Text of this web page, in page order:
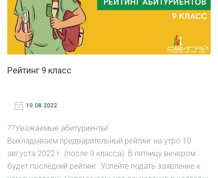
Рейтинг 9 класс
10.08.2022
?‍?Уважаемые абитуриенты!
Выкладываем предварительный рейтинг на утро 10
августа 2022 г. (после 9 класса). В пятницу вечером
будет последний рейтинг. Успейте подать заявление к